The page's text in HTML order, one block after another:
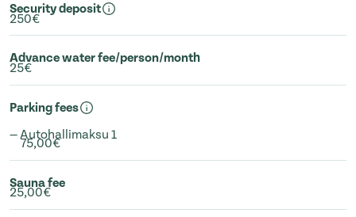
Security deposit
250€
Advance water fee/person/month
25€
Parking fees
— Autohallimaksu 1
75,00€
Sauna fee
25,00€